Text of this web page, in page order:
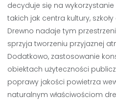
decyduje się na
takich jak centra kultury,
Drewno nadaje tym
sprzyja tworzeniu przyjaznej
Dodatkowo, zastosowanie
obiektach użyteczności
poprawy jakości powietrza
naturalnym właściwościom